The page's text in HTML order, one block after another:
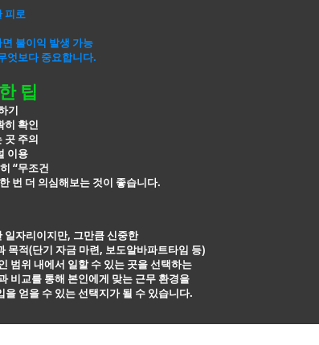
피로
불이익 발생 가능
엇보다 중요합니다.
팁
기
히 확인
곳 주의
이용
“무조건
번 더 의심해보는 것이 좋습니다.
일자리이지만, 그만큼 신중한
목적(단기 자금 마련, 보도알바파트타임 등)
범위 내에서 일할 수 있는 곳을 선택하는
비교를 통해 본인에게 맞는 근무 환경을
을 얻을 수 있는 선택지가 될 수 있습니다.